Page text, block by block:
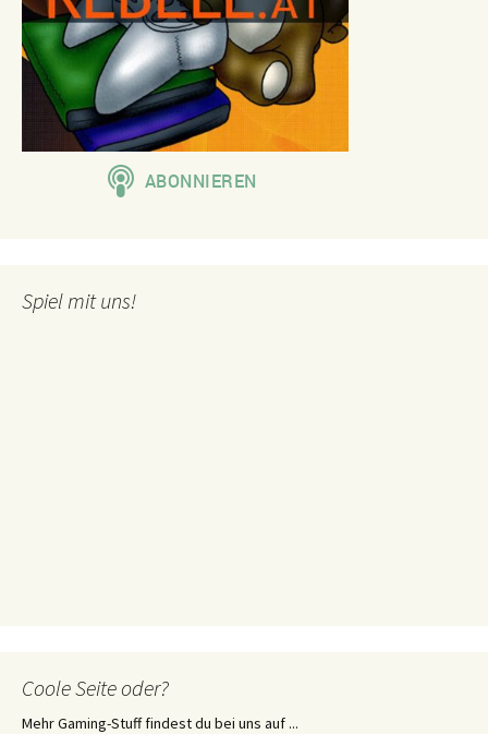
Spiel mit uns!
Coole Seite oder?
Mehr Gaming-Stuff findest du bei uns auf ...